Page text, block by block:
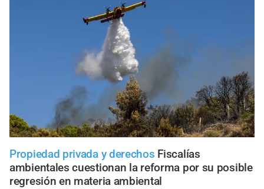
Propiedad privada y derechos Fiscalías
ambientales cuestionan la reforma por su posible
regresión en materia ambiental